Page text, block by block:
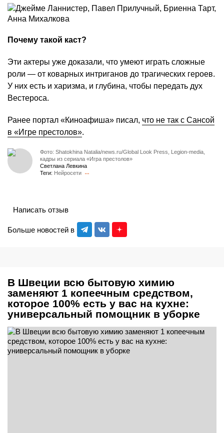
Почему такой каст?
Эти актеры уже доказали, что умеют играть сложные
роли — от коварных интриганов до трагических героев.
У них есть и харизма, и глубина, чтобы передать дух
Вестероса.
Ранее портал «Киноафиша» писал, что не так с Сансой
в «Игре престолов».
Фото: Shatokhina Natalia/news.ru/Global Look Press, Legion-media,
кадры из сериала «Игра престолов»
Светлана Левкина
Теги: Нейросети
Больше новостей в
Написать отзыв
В Швеции всю бытовую химию
заменяют 1 копеечным средством,
которое 100% есть у вас на кухне:
универсальный помощник в уборке